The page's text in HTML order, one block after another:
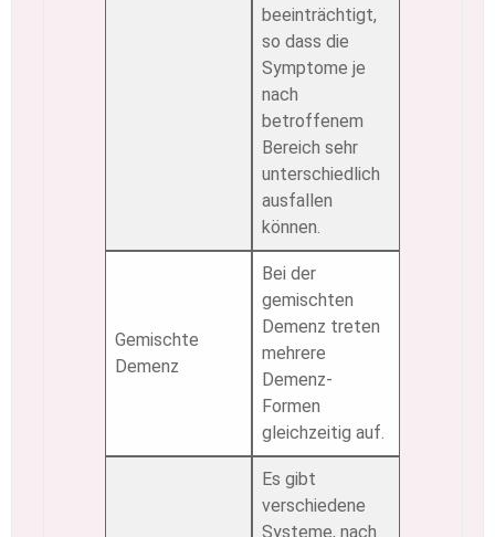
beeinträchtigt,
so dass die
Symptome je
nach
betroffenem
Bereich sehr
unterschiedlich
ausfallen
können.
Gemischte
Demenz
Bei der
gemischten
Demenz treten
mehrere
Demenz-
Formen
gleichzeitig auf.
Es gibt
verschiedene
Systeme, nach